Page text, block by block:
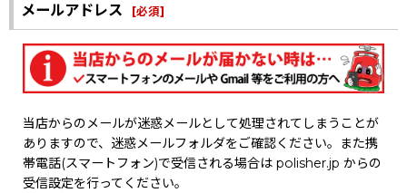
メールアドレス [必須]
当店からのメールが迷惑メールとして処理されてしまうことが
ありますので、迷惑メールフォルダをご確認ください。また携
帯電話(スマートフォン)で受信される場合は polisher.jp からの
受信設定を行ってください。